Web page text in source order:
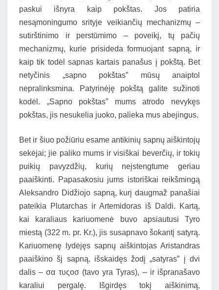
paskui išnyra kaip pokštas. Jos patiria
nesąmoningumo srityje veikiančių mechanizmų –
sutirštinimo ir perstūmimo – poveikį, tų pačių
mechanizmų, kurie prisideda formuojant sapną, ir
kaip tik todėl sapnas kartais panašus į pokštą. Bet
netyčinis „sapno pokštas” mūsų anaiptol
nepralinksmina. Patyrinėję pokštą galite sužinoti
kodėl. „Sapno pokštas” mums atrodo nevykęs
pokštas, jis nesukelia juoko, palieka mus abejingus.
Bet ir šiuo požiūriu esame antikinių sapnų aiškintojų
sekėjai; jie paliko mums ir visiškai beverčių, ir tokių
puikių pavyzdžių, kurių neįstengtume geriau
paaiškinti. Papasakosiu jums istoriškai reikšmingą
Aleksandro Didžiojo sapną, kurį daugmaž panašiai
pateikia Plutarchas ir Artemidoras iš Daldi. Kartą,
kai karaliaus kariuomenė buvo apsiautusi Tyro
miestą (322 m. pr. Kr.), jis susapnavo šokantį satyrą.
Kariuomenę lydėjęs sapnų aiškintojas Aristandras
paaiškino šj sapną, išskaidęs žodį „satyras” į dvi
dalis – σα τυςοσ (tavo yra Tyras), – ir išpranašavo
karaliui pergalę. Išgirdęs tokį aiškinimą,